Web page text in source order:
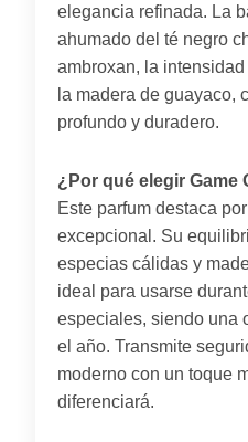
elegancia refinada. La
ahumado del té negro
ambroxan, la
la madera de guayaco,
profundo y duradero.
¿Por qué elegir Game
Este parfum destaca
excepcional. Su
especias cálidas y
ideal para usarse
especiales, siendo una
el año. Transmite
moderno con un toque
diferenciará.